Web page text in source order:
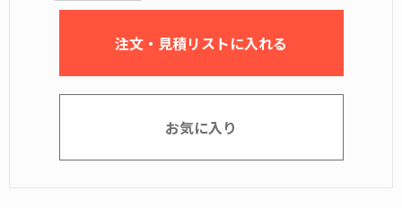
注文・見積リストに入れる
お気に入り